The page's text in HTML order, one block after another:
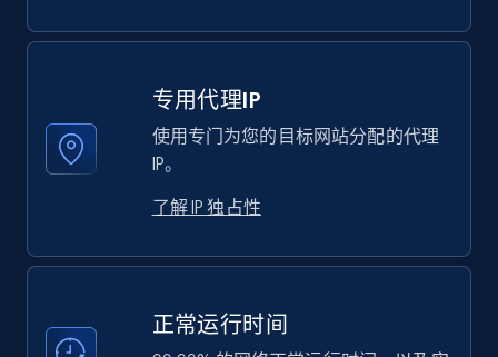
专用代理IP
使用专门为您的目标网站分配的代理
IP。
了解 IP 独占性
正常运行时间